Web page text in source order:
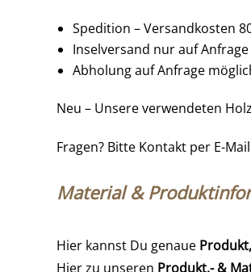
Spedition – Versandkosten
Inselversand nur auf Anfrage
Abholung auf Anfrage
Neu – Unsere verwendeten
Fragen? Bitte Kontakt per E-
Material &
Hier kannst Du genaue
Hier zu unseren Produkt,- &